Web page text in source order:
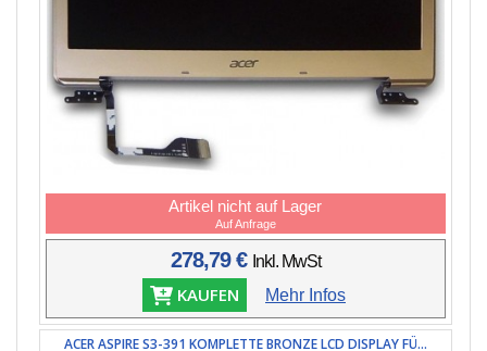
Artikel nicht auf Lager
Auf Anfrage
278,79 € Inkl. MwSt
KAUFEN Mehr Infos
ACER ASPIRE S3-391 KOMPLETTE BRONZE LCD DISPLAY FÜ...